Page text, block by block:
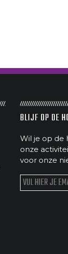
BLIJF OP DE
Wil je op de
onze
voor onze